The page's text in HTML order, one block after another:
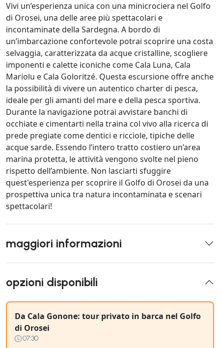
Vivi un’esperienza unica con una minicrociera nel Golfo
di Orosei, una delle aree più spettacolari e
incontaminate della Sardegna. A bordo di
un’imbarcazione confortevole potrai scoprire una costa
selvaggia, caratterizzata da acque cristalline, scogliere
imponenti e calette iconiche come Cala Luna, Cala
Mariolu e Cala Goloritzé. Questa escursione offre anche
la possibilità di vivere un autentico charter di pesca,
ideale per gli amanti del mare e della pesca sportiva.
Durante la navigazione potrai avvistare banchi di
occhiate e cimentarti nella traina col vivo alla ricerca di
prede pregiate come dentici e ricciole, tipiche delle
acque sarde. Essendo l’intero tratto costiero un’area
marina protetta, le attività vengono svolte nel pieno
rispetto dell’ambiente. Non lasciarti sfuggire
quest'esperienza per scoprire il Golfo di Orosei da una
prospettiva unica tra natura incontaminata e scenari
spettacolari!
maggiori informazioni
opzioni disponibili
Da Cala Gonone: tour privato in barca nel Golfo
di Orosei
07:30